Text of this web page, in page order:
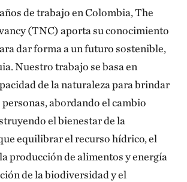
de trabajo en Colombia, The
(TNC) aporta su conocimiento
dar forma a un futuro sostenible,
Nuestro trabajo se basa en
de la natura­leza para brindar
abordando el cambio
el bienestar de la
equilibrar el recurso hídrico, el
producción de alimentos y energía
de la biodiversidad y el